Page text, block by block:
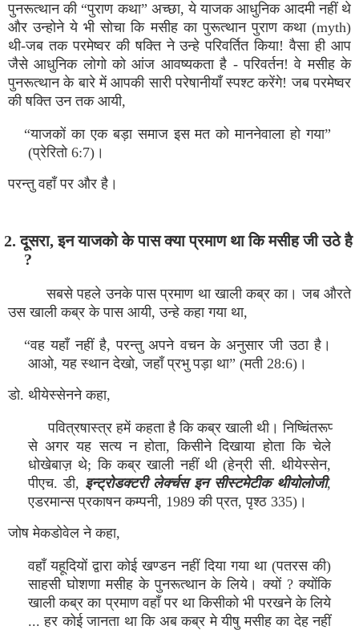
पुनरूत्‍थान की “पुराण कथा” अच्‍छा, ये याजक आधुनिक आदमी नहीं थे
और उन्‍होने ये भी सोचा कि मसीह का पुरूत्‍थान पुराण कथा (myth)
थी-जब तक परमेष्‍वर की षक्‍ति ने उन्‍हे परिवर्तित किया! वैसा ही आप
जैसे आधुनिक लोगो को आंज आवष्‍यकता है - परिवर्तन! वे मसीह के
पुनरूत्‍थान के बारे में आपकी सारी परेषानीयाँ स्‍पश्‍ट करेंगे! जब परमेष्‍वर
की षक्‍ति उन तक आयी,
“याजकों का एक बड़ा समाज इस मत को माननेवाला हो गया”
(प्रेरितो 6:7)।
परन्‍तु वहाँ पर और है।
2. दूसरा, इन याजको के पास क्‍या प्रमाण था कि मसीह जी उठे है
?
सबसे पहले उनके पास प्रमाण था खाली कब्र का। जब औरते
उस खाली कब्र के पास आयी, उन्‍हे कहा गया था,
“वह यहाँ नहीं है, परन्‍तु अपने वचन के अनुसार जी उठा है।
आओ, यह स्‍थान देखो, जहाँ प्रभु पड़ा था” (मती 28:6)।
डो. थीयेस्‍सेनने कहा,
पवित्रषास्‍त्र हमें कहता है कि कब्र खाली थी। निष्‍चिंतरूप्‍
से अगर यह सत्‍य न होता, किसीने दिखाया होता कि चेले
धोखेबाज़ थे; कि कब्र खाली नहीं थी (हेन्री सी. थीयेस्‍सेन,
पीएच. डी, इन्‍ट्रोडक्‍टरी लेर्क्‍चस इन सीस्‍टमेटीक थीयोलोजी,
एडरमान्‍स प्रकाषन कम्‍पनी, 1989 की प्रत, पृश्‍ठ 335)।
जोष मेकडोवेल ने कहा,
वहाँ यहूदियों द्वारा कोई खण्‍डन नहीं दिया गया था (पतरस की)
साहसी घोशणा मसीह के पुनरूत्‍थान के लिये। क्‍यों ? क्‍योंकि
खाली कब्र का प्रमाण वहाँ पर था किसीको भी परखने के लिये
... हर कोई जानता था कि अब कब्र मे यीषु मसीह का देह नहीं